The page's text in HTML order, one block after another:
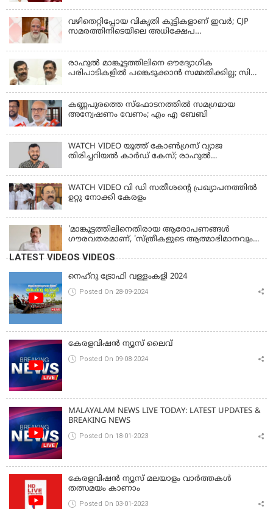
വഴിതെറ്റിപ്പോയ വികൃതി കുട്ടികളാണ് ഇവര്‍; CJP
സമരത്തിനിടെയിലെ അധിക്ഷേപ
രാഹുല്‍ മാങ്കൂട്ടത്തിലിനെ ഔദ്യോഗിക
പരിപാടികളില്‍ പങ്കെടുക്കാന്‍ സമ്മതിക്കില്ല; സി
കണ്ണപുരത്തെ സ്‌ഫോടനത്തില്‍ സമഗ്രമായ
അന്വേഷണം വേണം; എം എ ബേബി
WATCH VIDEO യൂത്ത് കോൺഗ്രസ് വ്യാജ
തിരിച്ചറിയൽ കാർഡ് കേസ്; രാഹുൽ
WATCH VIDEO വി ഡി സതീശൻ്റെ പ്രഖ്യാപനത്തിൽ
ഉറ്റു നോക്കി കേരളം
'മാങ്കൂട്ടത്തിലിനെതിരായ ആരോപണങ്ങള്‍
ഗൗരവതരമാണ്, 'സ്ത്രീകളുടെ ആത്മാഭിമാനവും
LATEST VIDEOS VIDEOS
നെഹ്‌റു ട്രോഫി വള്ളംകളി 2024
Posted On 28-09-2024
കേരളവിഷൻ ന്യൂസ് ലൈവ്
Posted On 09-08-2024
MALAYALAM NEWS LIVE TODAY: LATEST UPDATES &
BREAKING NEWS
Posted On 18-01-2023
കേരളവിഷൻ ന്യൂസ് മലയാളം വാർത്തകൾ
തത്സമയം കാണാം
Posted On 03-01-2023